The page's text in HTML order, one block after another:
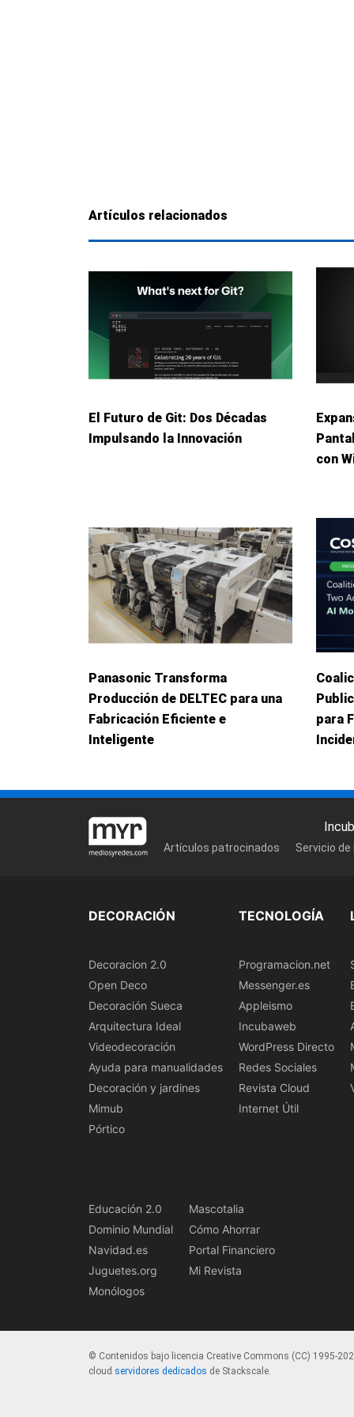
Artículos relacionados
El Futuro de Git: Dos Décadas
Impulsando la Innovación
con
Panasonic Transforma
Producción de DELTEC para una
Fabricación Eficiente e
Inteligente
para
Artículos patrocinados Servicio
DECORACIÓN
Decoracion 2.0
Open Deco
Decoración Sueca
Arquitectura Ideal
Videodecoración
Ayuda para manualidades
Decoración y jardines
Mimub
Pórtico
TECNOLOGÍA
Programacion.net
Messenger.es
Appleismo
Incubaweb
WordPress Directo
Redes Sociales
Revista Cloud
Internet Útil
Educación 2.0
Dominio Mundial
Navidad.es
Juguetes.org
Monólogos
Mascotalia
Cómo Ahorrar
Portal Financiero
Mi Revista
© Contenidos bajo licencia Creative Commons (CC) 1995-
cloud servidores dedicados de Stackscale.